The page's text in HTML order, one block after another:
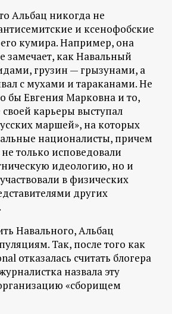
Альбац никогда не
и ксенофобские
кумира. Например, она
замечает, как Навальный
грузин — грызунами, а
с мухами и тараканами. Не
бы Евгения Марковна и то,
своей карьеры выступал
маршей», на которых
националисты, причем
только исповедовали
идеологию, но и
в физических
других
Навального, Альбац
Так, после того как
отказалась считать блогера
назвала эту
«сборищем